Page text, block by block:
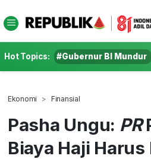
Hot Topics: #Gubernur BI Mundur
Ekonomi Finansial
Pasha Ungu: PR
Biaya Haji Harus